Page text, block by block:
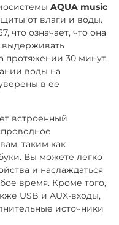
AQUA music
от влаги и воды.
что означает, что она
выдерживать
протяжении 30 минут.
воды на
в ее
встроенный
таким как
Вы можете легко
и наслаждаться
время. Кроме того,
USB и AUX-входы,
источники